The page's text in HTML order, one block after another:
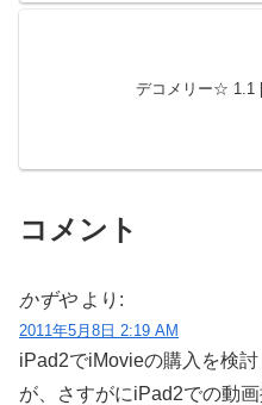
デコメリー☆ 1.1
コメント
かずや より:
2011年5月8日 2:19 AM
iPad2でiMovieの購入を検討
が、さすがにiPad2での動